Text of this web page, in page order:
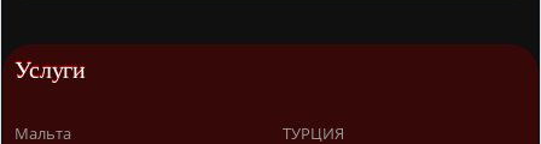
Услуги
Мальта
ТУРЦИЯ